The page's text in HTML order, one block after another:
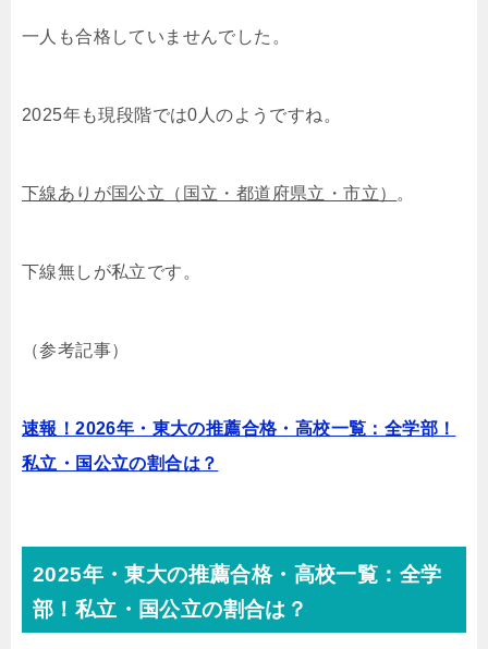
一人も合格していませんでした。
2025年も現段階では0人のようですね。
下線ありが国公立（国立・都道府県立・市立） 。
下線無しが私立です。
（参考記事）
速報！2026年・東大の推薦合格・高校一覧：全学部！
私立・国公立の割合は？
2025年・東大の推薦合格・高校一覧：全学
部！私立・国公立の割合は？